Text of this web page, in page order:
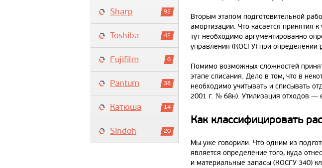
Sharp 92
Toshiba 42
Fujifilm 6
Pantum 38
Катюша 14
Sindoh 20
Вторым этапом подготовительной
амортизации. Что касается принятия
тут необходимо аргументированно
управления (КОСГУ) при определении
Помимо возможных сложностей
этапе списания. Дело в том, что в
необходимо учитывать и списывать
2001 г. № 68н). Утилизация отходов
Как классифицировать
Мы уже говорили. Что одним из
является определение того, куда
и материальные запасы (КОСГУ 340)